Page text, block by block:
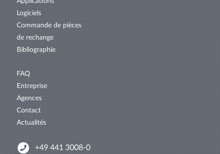
Logiciels
Commande de pièces
de rechange
Bibliographie
FAQ
Entreprise
Agences
Contact
Actualités
+49 441 3008-0